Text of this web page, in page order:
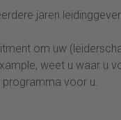
jaren
om uw
weet u waar u
programma voor u.